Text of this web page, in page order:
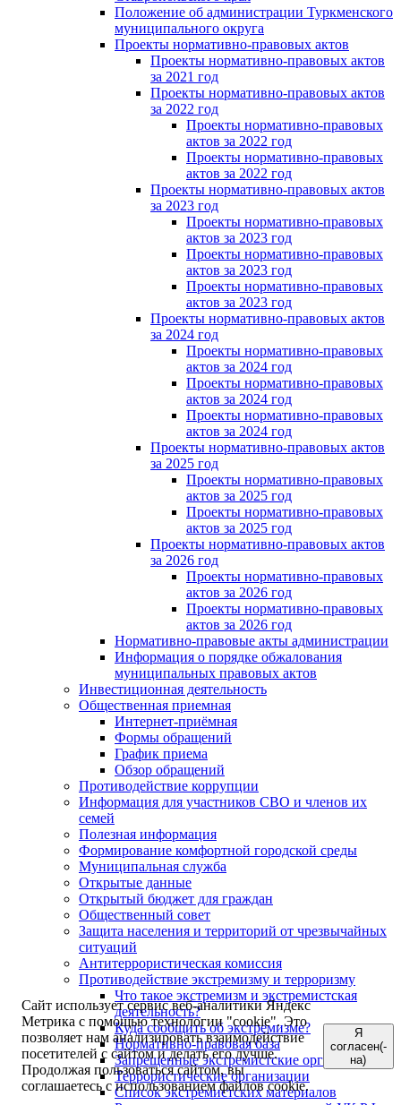
Положение об администрации Туркменского
муниципального округа
Проекты нормативно-правовых актов
Проекты нормативно-правовых актов
за 2021 год
Проекты нормативно-правовых актов
за 2022 год
Проекты нормативно-правовых
актов за 2022 год
Проекты нормативно-правовых
актов за 2022 год
Проекты нормативно-правовых актов
за 2023 год
Проекты нормативно-правовых
актов за 2023 год
Проекты нормативно-правовых
актов за 2023 год
Проекты нормативно-правовых
актов за 2023 год
Проекты нормативно-правовых актов
за 2024 год
Проекты нормативно-правовых
актов за 2024 год
Проекты нормативно-правовых
актов за 2024 год
Проекты нормативно-правовых
актов за 2024 год
Проекты нормативно-правовых актов
за 2025 год
Проекты нормативно-правовых
актов за 2025 год
Проекты нормативно-правовых
актов за 2025 год
Проекты нормативно-правовых актов
за 2026 год
Проекты нормативно-правовых
актов за 2026 год
Проекты нормативно-правовых
актов за 2026 год
Нормативно-правовые акты администрации
Информация о порядке обжалования
муниципальных правовых актов
Инвестиционная деятельность
Общественная приемная
Интернет-приёмная
Формы обращений
График приема
Обзор обращений
Противодействие коррупции
Информация для участников СВО и членов их
семей
Полезная информация
Формирование комфортной городской среды
Муниципальная служба
Открытые данные
Открытый бюджет для граждан
Общественный совет
Защита населения и территорий от чрезвычайных
ситуаций
Антитеррористическая комиссия
Противодействие экстремизму и терроризму
Что такое экстремизм и экстремистская
деятельность?
Куда сообщить об экстремизме?
Нормативно-правовая база
Запрещенные экстремистские организации
Террористические организации
Список экстремистских материалов
Сайт использует сервис веб-аналитики Яндекс
Метрика с помощью технологии "cookie". Это
позволяет нам анализировать взаимодействие
посетителей с сайтом и делать его лучше.
Продолжая пользоваться сайтом, вы
соглашаетесь с использованием файлов cookie.
Я
согласен(-
на)